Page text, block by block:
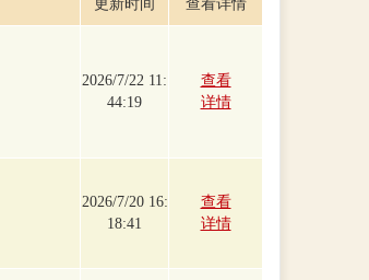
更新时间 查看详情
2026/7/22 11:
44:19
查看
详情
2026/7/20 16:
18:41
查看
详情